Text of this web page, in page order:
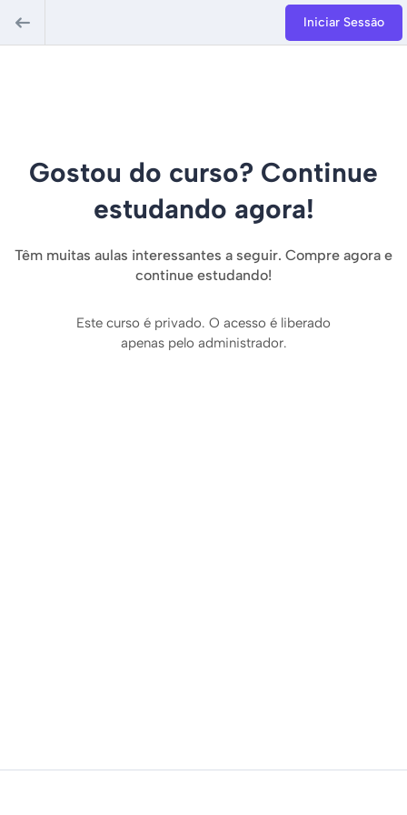
Iniciar Sessão
Gostou do curso? Continue
estudando agora!
Têm muitas aulas interessantes a seguir. Compre agora e
continue estudando!
Este curso é privado. O acesso é liberado
apenas pelo administrador.